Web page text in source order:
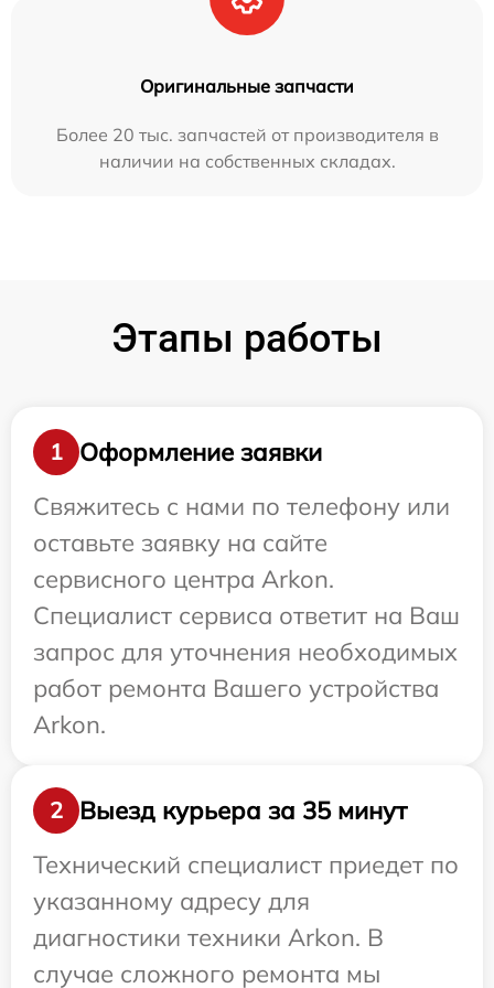
Оригинальные запчасти
Более 20 тыс. запчастей от производителя в
наличии на собственных складах.
Этапы работы
1
Оформление заявки
Свяжитесь с нами по телефону или
оставьте заявку на сайте
сервисного центра Arkon.
Специалист сервиса ответит на Ваш
запрос для уточнения необходимых
работ ремонта Вашего устройства
Arkon.
2
Выезд курьера за 35 минут
Технический специалист приедет по
указанному адресу для
диагностики техники Arkon. В
случае сложного ремонта мы